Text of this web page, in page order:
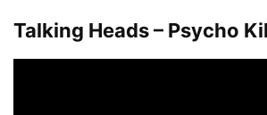
Talking Heads – Psycho